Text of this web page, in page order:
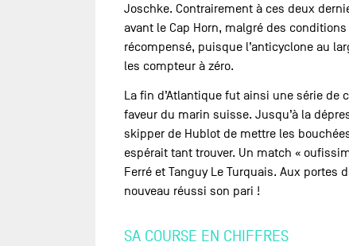
Joschke. Contrairement à ces deux
avant le Cap Horn, malgré des
récompensé, puisque l’anticyclone au
les compteur à zéro.
La fin d’Atlantique fut ainsi une série de
faveur du marin suisse. Jusqu’à la
skipper de Hublot de mettre les
espérait tant trouver. Un match «
Ferré et Tanguy Le Turquais. Aux portes
nouveau réussi son pari !
SA COURSE EN CHIFFRES